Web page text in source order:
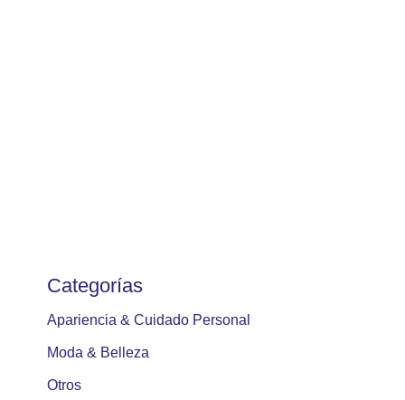
Categorías
Apariencia & Cuidado Personal
Moda & Belleza
Otros